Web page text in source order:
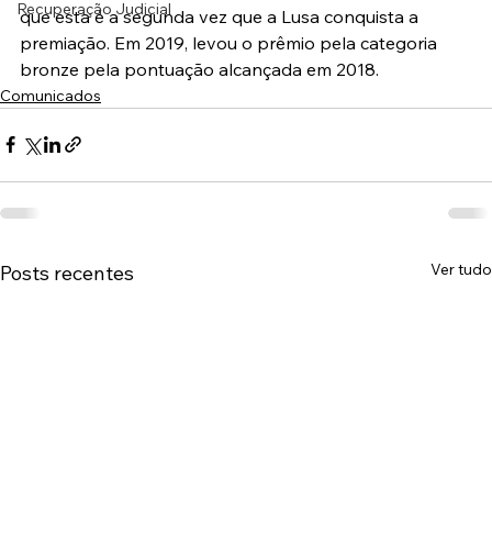
Recuperação Judicial
que esta é a segunda vez que a Lusa conquista a
premiação. Em 2019, levou o prêmio pela categoria
bronze pela pontuação alcançada em 2018.
Comunicados
Posts recentes Ver tudo